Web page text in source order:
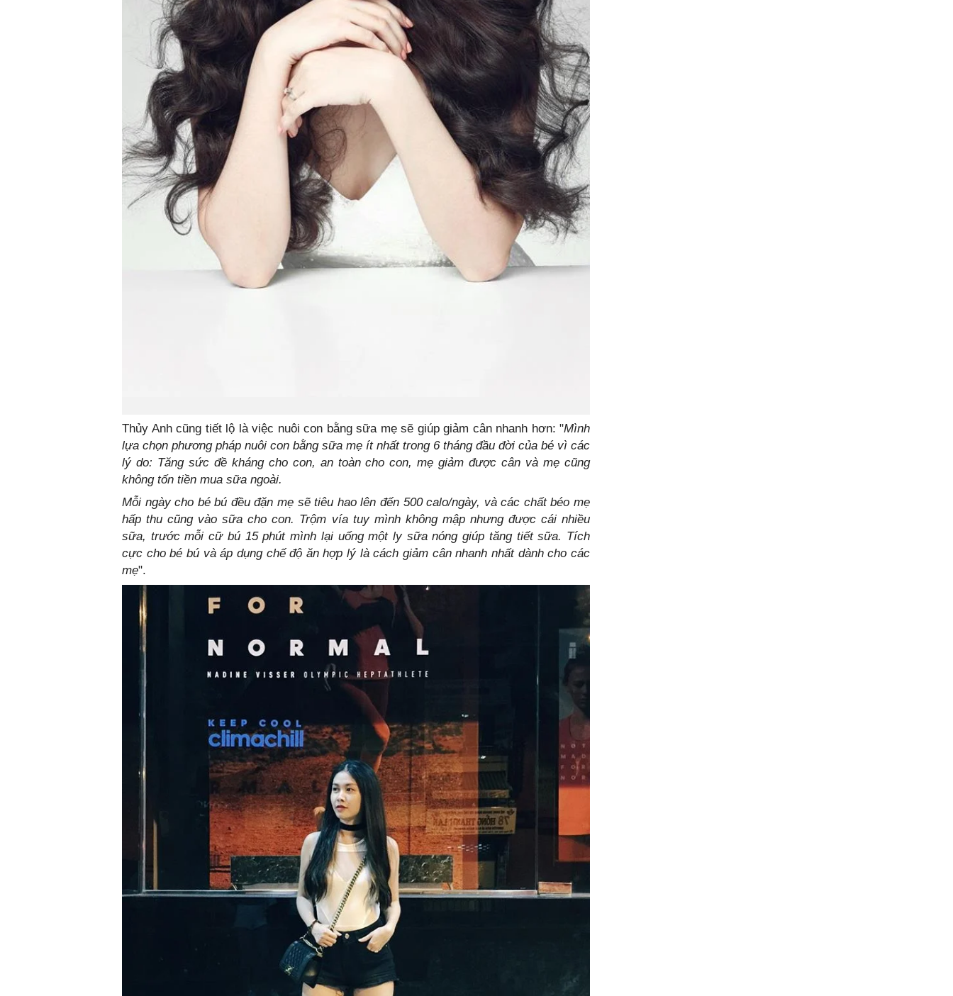
Thủy Anh cũng tiết lộ là việc nuôi con bằng sữa mẹ sẽ giúp giảm cân nhanh hơn: "Mình
lựa chọn phương pháp nuôi con bằng sữa mẹ ít nhất trong 6 tháng đầu đời của bé vì các
lý do: Tăng sức đề kháng cho con, an toàn cho con, mẹ giảm được cân và mẹ cũng
không tốn tiền mua sữa ngoài.
Mỗi ngày cho bé bú đều đặn mẹ sẽ tiêu hao lên đến 500 calo/ngày, và các chất béo mẹ
hấp thu cũng vào sữa cho con. Trộm vía tuy mình không mập nhưng được cái nhiều
sữa, trước mỗi cữ bú 15 phút mình lại uống một ly sữa nóng giúp tăng tiết sữa. Tích
cực cho bé bú và áp dụng chế độ ăn hợp lý là cách giảm cân nhanh nhất dành cho các
mẹ".